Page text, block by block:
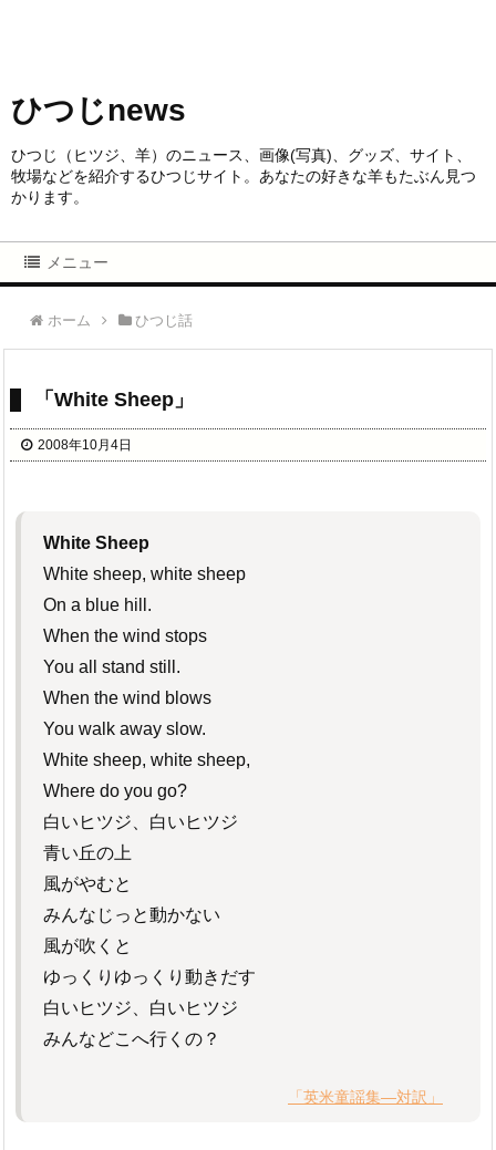
ひつじnews
ひつじ（ヒツジ、羊）のニュース、画像(写真)、グッズ、サイト、
牧場などを紹介するひつじサイト。あなたの好きな羊もたぶん見つ
かります。
メニュー
ホーム ひつじ話
「White Sheep」
2008年10月4日
White Sheep
White sheep, white sheep
On a blue hill.
When the wind stops
You all stand still.
When the wind blows
You walk away slow.
White sheep, white sheep,
Where do you go?
白いヒツジ、白いヒツジ
青い丘の上
風がやむと
みんなじっと動かない
風が吹くと
ゆっくりゆっくり動きだす
白いヒツジ、白いヒツジ
みんなどこへ行くの？
「英米童謡集―対訳」